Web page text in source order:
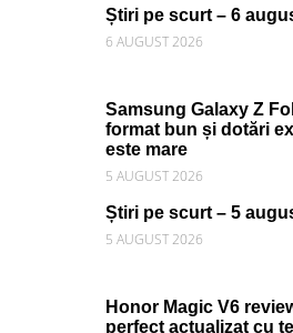
Știri pe scurt – 6
6 AUGUST 2026
Samsung Galaxy Z
format bun și dotări
este mare
5 AUGUST 2026
Știri pe scurt – 5
5 AUGUST 2026
Honor Magic V6
perfect actualizat cu